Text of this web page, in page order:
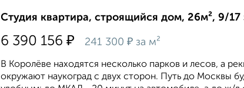
Студия квартира, строящийся дом, 26м², 9/17
6 390 156 ₽ 241 300 ₽ за м²
В Королёве находятся несколько парков и лесов, а
окружают наукоград с двух сторон. Путь до Москвы